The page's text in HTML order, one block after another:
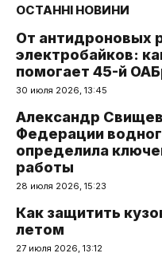
ОСТАННІ НОВИНИ
От антидроновых
электробайков:
помогает 45-й
30 июля 2026, 13:45
Александр
Федерации
определила
работы
28 июля 2026, 15:23
Как защитить
летом
27 июля 2026, 13:12